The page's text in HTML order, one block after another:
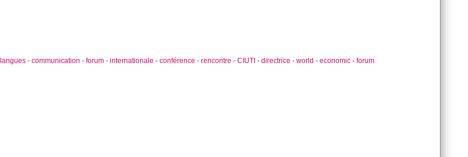
langues - communication - forum - internationale - conférence - rencontre - CIUTI - directrice - world - economic - forum